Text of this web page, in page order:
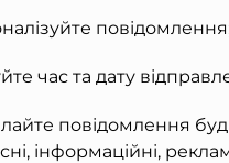
час та дату
повідомлення
інформаційні,